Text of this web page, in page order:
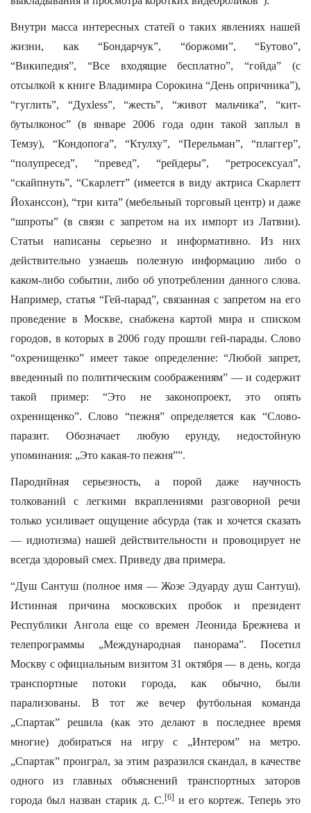
Внутри масса интересных статей о таких явлениях нашей
жизни, как “Бондарчук”, “боржоми”, “Бутово”,
“Википедия”, “Все входящие бесплатно”, “гойда” (с
отсылкой к книге Владимира Сорокина “День опричника”),
“гуглить”, “Духless”, “жесть”, “живот мальчика”, “кит-
бутылконос” (в январе 2006 года один такой заплыл в
Темзу), “Кондопога”, “Ктулху”, “Перельман”, “плаггер”,
“полупресед”, “превед”, “рейдеры”, “ретросексуал”,
“скайпнуть”, “Скарлетт” (имеется в виду актриса Скарлетт
Йоханссон), “три кита” (мебельный торговый центр) и даже
“шпроты” (в связи с запретом на их импорт из Латвии).
Статьи написаны серьезно и информативно. Из них
действительно узнаешь полезную информацию либо о
каком-либо событии, либо об употреблении данного слова.
Например, статья “Гей-парад”, связанная с запретом на его
проведение в Москве, снабжена картой мира и списком
городов, в которых в 2006 году прошли гей-парады. Слово
“охренищенко” имеет такое определение: “Любой запрет,
введенный по политическим соображениям” — и содержит
такой пример: “Это не законопроект, это опять
охренищенко”. Слово “пежня” определяется как “Слово-
паразит. Обозначает любую ерунду, недостойную
упоминания: „Это какая-то пежня””.
Пародийная серьезность, а порой даже научность
толкований с легкими вкраплениями разговорной речи
только усиливает ощущение абсурда (так и хочется сказать
— идиотизма) нашей действительности и провоцирует не
всегда здоровый смех. Приведу два примера.
“Душ Сантуш (полное имя — Жозе Эдуарду душ Сантуш).
Истинная причина московских пробок и президент
Республики Ангола еще со времен Леонида Брежнева и
телепрограммы „Международная панорама”. Посетил
Москву с официальным визитом 31 октября — в день, когда
транспортные потоки города, как обычно, были
парализованы. В тот же вечер футбольная команда
„Спартак” решила (как это делают в последнее время
многие) добираться на игру с „Интером” на метро.
„Спартак” проиграл, за этим разразился скандал, в качестве
одного из главных объяснений транспортных заторов
города был назван старик д. С.[6] и его кортеж. Теперь это